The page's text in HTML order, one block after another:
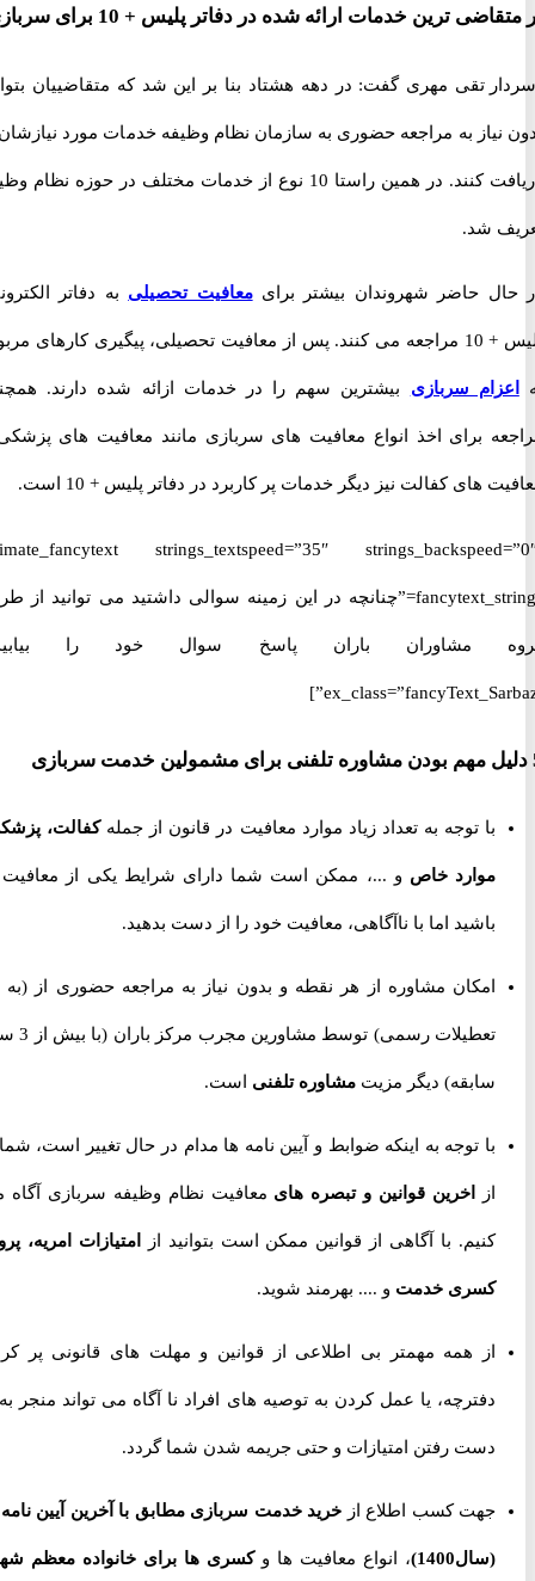
ترین خدمات ارائه شده در دفاتر پلیس + 10 برای سربازی
تقی مهری گفت: در دهه هشتاد بنا بر این شد که متقاضییان بتوانند
به مراجعه حضوری به سازمان نظام وظیفه خدمات مورد نیازشان را
دریافت کنند. در همین راستا 10 نوع از خدمات مختلف در حوزه نظام وظیفه
شد.
حاضر شهروندان بیشتر برای معافیت تحصیلیبه دفاتر الکترونیک
پلیس + 10 مراجعه می کنند. پس از معافیت تحصیلی، پیگیری کارهای مربوط
سربازیبیشترین سهم را در خدمات ازائه شده دارند. همچنین
برای اخذ انواع معافیت های سربازی مانند معافیت های پزشکی و
های کفالت نیز دیگر خدمات پر کاربرد در دفاتر پلیس + 10 است.
[ultimate_fancytext strings_textspeed=”35″
fancytext_strings=”چنانچه در این زمینه سوالی داشتید می توانید از طریق
مشاوران باران پاسخ سوال خود را بیابید.”
با توجه به تعداد زیاد موارد معافیت در قانون از جملهکفالت، پزشکی،
موارد خاصو ...، ممکن است شما دارای شرایط یکی از معافیت ها
باشید اما با ناآگاهی، معافیت خود را از دست بدهید.
امکان مشاوره از هر نقطه و بدون نیاز به مراجعه حضوری از (به جز
تعطیلات رسمی) توسط مشاورین مجرب مرکز باران (با بیش از 3 سال
سابقه) دیگر مزیت مشاوره تلفنیاست.
با توجه به اینکه ضوابط و آیین نامه ها مدام در حال تغییر است، شما را
اخرین قوانین و تبصره هایمعافیت نظام وظیفه سربازی آگاه می
کنیم. با آگاهی از قوانین ممکن است بتوانید ازامتیازات امریه، پروژه
کسری خدمتو .... بهرمند شوید.
از همه مهمتر بی اطلاعی از قوانین و مهلت های قانونی پر کردن
دفترچه، یا عمل کردن به توصیه های افراد نا آگاه می تواند منجر به از
دست رفتن امتیازات و حتی جریمه شدن شما گردد.
جهت کسب اطلاع ازخرید خدمت سربازی مطابق با آخرین آیین نامه ها
(سال1400) ، انواع معافیت ها و کسری ها برای خانواده معظم شهدا،